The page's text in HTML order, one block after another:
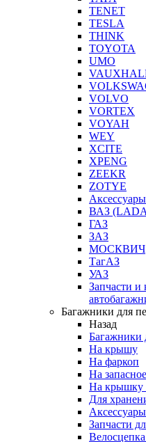
TENET
TESLA
THINK
TOYOTA
UMO
VOLVO
VORTEX
VOYAH
WEY
XCITE
XPENG
ZEEKR
ZOTYE
ВАЗ
ГАЗ
ЗАЗ
МОСКВИЧ
ТагАЗ
УАЗ
Запчасти
Багажники для
Назад
Багажники
На крышу
На фаркоп
На
На крышку
Для
Запчасти
Велосцепка